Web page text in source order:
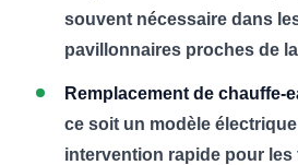
souvent nécessaire dans
pavillonnaires proches de
Remplacement de chauffe-
ce soit un modèle
intervention rapide pour les